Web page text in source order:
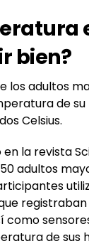
bien?
los adultos
de
Celsius.
en la revista
adultos
como
de sus